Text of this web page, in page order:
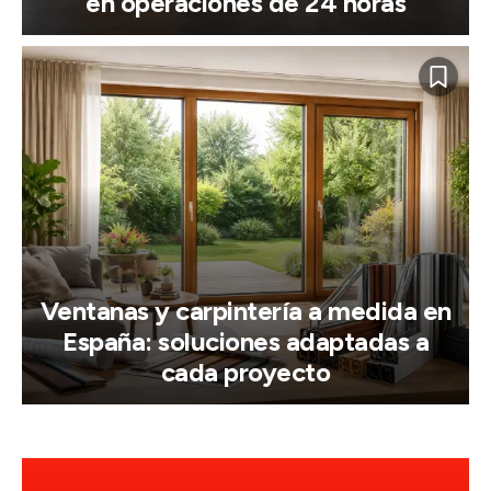
Ventanas y carpintería a medida en
España: soluciones adaptadas a
cada proyecto